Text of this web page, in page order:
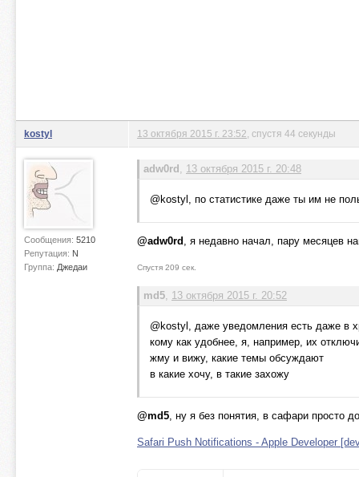
kostyl
Сообщения: 5210
Репутация: N
Группа: Джедаи
13 октября 2015 г. 23:52 , спустя 44 секунды
adw0rd , 13 октября 2015 г. 20:48
@kostyl, по статистике даже ты им не
@adw0rd , я недавно начал, пару месяцев
Спустя 209 сек.
md5, 13 октября 2015 г. 20:52
@kostyl, даже уведомления есть даже в
кому как удобнее, я, например, их
жму и вижу, какие темы обсуждают
в какие хочу, в такие захожу
@md5, ну я без понятия, в сафари просто
Safari Push Notifications - Apple Developer